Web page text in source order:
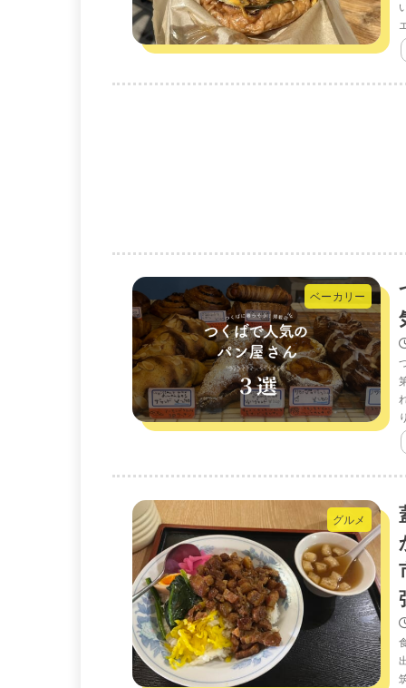
ベーカリー
グルメ